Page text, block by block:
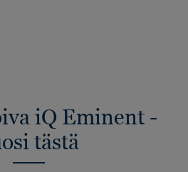
iQ Eminent -
tästä